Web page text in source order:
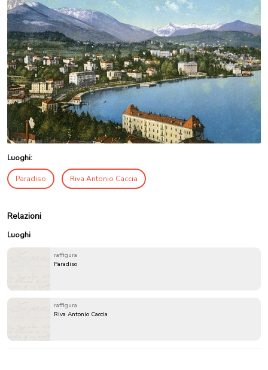
Luoghi:
Paradiso Riva Antonio Caccia
Relazioni
Luoghi
raffigura
Paradiso
raffigura
Riva Antonio Caccia